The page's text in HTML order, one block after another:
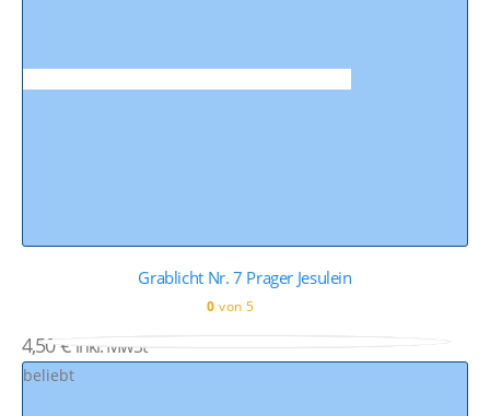
Grablicht Nr. 7 Prager Jesulein
0 von 5
4,50€ inkl. MwSt
beliebt